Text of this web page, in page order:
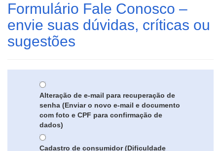
Formulário Fale Conosco –
envie suas dúvidas, críticas ou
sugestões
Alteração de e-mail para recuperação de
senha (Enviar o novo e-mail e documento
com foto e CPF para confirmação de
dados)
Cadastro de consumidor (Dificuldade